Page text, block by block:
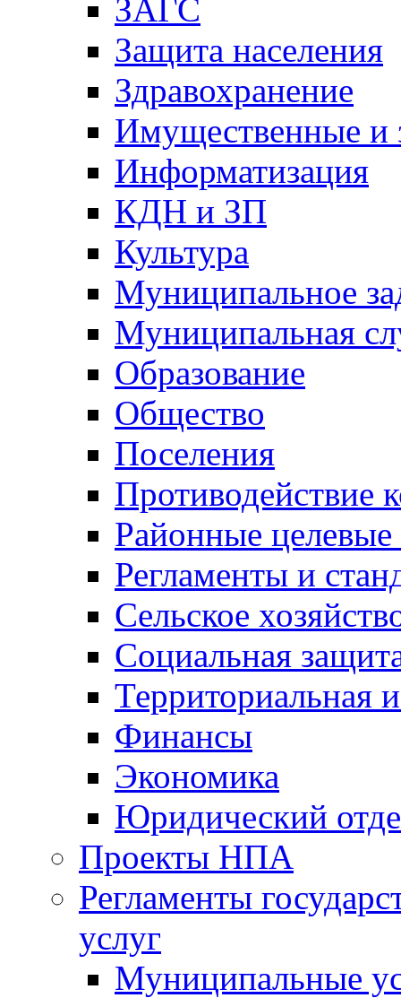
ЗАГС
Защита населения
Здравохранение
Имущественные и
Информатизация
КДН и ЗП
Культура
Муниципальное
Муниципальная
Образование
Общество
Поселения
Противодействие
Районные
Регламенты и
Сельское
Социальная
Территориальная
Финансы
Экономика
Юридический
Проекты НПА
Регламенты
услуг
Муниципальные